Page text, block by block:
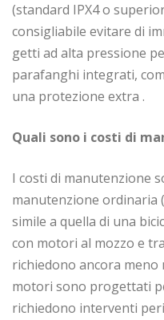
(standard IPX4 o
consigliabile evitare di
getti ad alta pressione
parafanghi integrati,
una protezione extra .
Quali sono i costi di
I costi di manutenzione
manutenzione ordinaria
simile a quella di una
con motori al mozzo e
richiedono ancora
motori sono progettati
richiedono interventi